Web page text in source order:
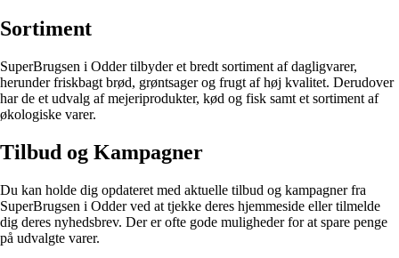
Sortiment
SuperBrugsen i Odder tilbyder et bredt sortiment af dagligvarer,
herunder friskbagt brød, grøntsager og frugt af høj kvalitet. Derudover
har de et udvalg af mejeriprodukter, kød og fisk samt et sortiment af
økologiske varer.
Tilbud og Kampagner
Du kan holde dig opdateret med aktuelle tilbud og kampagner fra
SuperBrugsen i Odder ved at tjekke deres hjemmeside eller tilmelde
dig deres nyhedsbrev. Der er ofte gode muligheder for at spare penge
på udvalgte varer.